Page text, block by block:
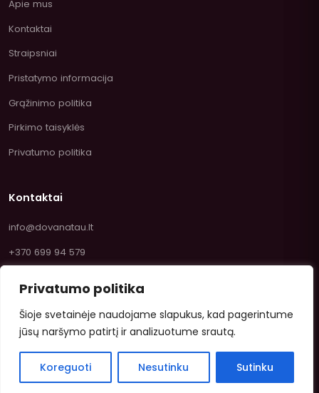
Privatumo politika
Šioje svetainėje naudojame slapukus, kad pagerintume
jūsų naršymo patirtį ir analizuotume srautą.
Koreguoti Nesutinku Sutinku
Apie mus
Kontaktai
Straipsniai
Pristatymo informacija
Grąžinimo politika
Pirkimo taisyklės
Privatumo politika
Kontaktai
info@dovanatau.lt
+370 699 94 579
© 2026 Dovanatau.lt — Saldumynai ir žaislai internetu.
VISA
Mastercard